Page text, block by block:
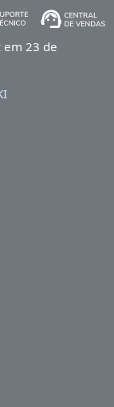
23 de